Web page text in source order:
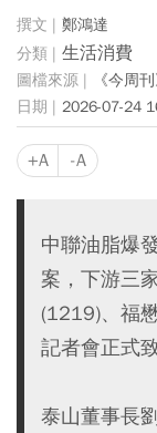
鄭鴻達
生活消費
《今周
2026-07-24
+A -A
中聯油脂爆
案，下游三
(1219)、福
記者會正式致
泰山董事長